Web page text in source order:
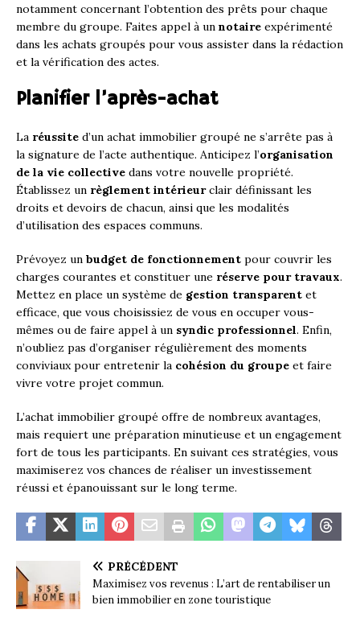
notamment concernant l’obtention des prêts pour chaque
membre du groupe. Faites appel à un notaire expérimenté
dans les achats groupés pour vous assister dans la rédaction
et la vérification des actes.
Planifier l’après-achat
La réussite d’un achat immobilier groupé ne s’arrête pas à
la signature de l’acte authentique. Anticipez l’organisation
de la vie collective dans votre nouvelle propriété.
Établissez un règlement intérieurclair définissant les
droits et devoirs de chacun, ainsi que les modalités
d’utilisation des espaces communs.
Prévoyez un budget de fonctionnement pour couvrir les
charges courantes et constituer une réserve pour travaux.
Mettez en place un système de gestion transparent et
efficace, que vous choisissiez de vous en occuper vous-
mêmes ou de faire appel à un syndic professionnel. Enfin,
n’oubliez pas d’organiser régulièrement des moments
conviviaux pour entretenir la cohésion du groupe et faire
vivre votre projet commun.
L’achat immobilier groupé offre de nombreux avantages,
mais requiert une préparation minutieuse et un engagement
fort de tous les participants. En suivant ces stratégies, vous
maximiserez vos chances de réaliser un investissement
réussi et épanouissant sur le long terme.
PRÉCÉDENT
Maximisez vos revenus : L’art de rentabiliser un
bien immobilier en zone touristique